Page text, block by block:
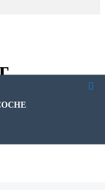
que redefine el
nivel. ¡Descubrilo y